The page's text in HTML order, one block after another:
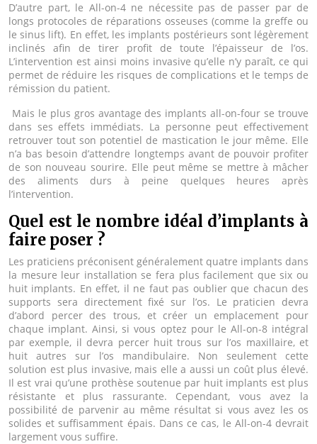
D’autre part, le All-on-4 ne nécessite pas de passer par de
longs protocoles de réparations osseuses (comme la greffe ou
le sinus lift). En effet, les implants postérieurs sont légèrement
inclinés afin de tirer profit de toute l’épaisseur de l’os.
L’intervention est ainsi moins invasive qu’elle n’y paraît, ce qui
permet de réduire les risques de complications et le temps de
rémission du patient.
Mais le plus gros avantage des implants all-on-four se trouve
dans ses effets immédiats. La personne peut effectivement
retrouver tout son potentiel de mastication le jour même. Elle
n’a bas besoin d’attendre longtemps avant de pouvoir profiter
de son nouveau sourire. Elle peut même se mettre à mâcher
des aliments durs à peine quelques heures après
l’intervention.
Quel est le nombre idéal d’implants à
faire poser ?
Les praticiens préconisent généralement quatre implants dans
la mesure leur installation se fera plus facilement que six ou
huit implants. En effet, il ne faut pas oublier que chacun des
supports sera directement fixé sur l’os. Le praticien devra
d’abord percer des trous, et créer un emplacement pour
chaque implant. Ainsi, si vous optez pour le All-on-8 intégral
par exemple, il devra percer huit trous sur l’os maxillaire, et
huit autres sur l’os mandibulaire. Non seulement cette
solution est plus invasive, mais elle a aussi un coût plus élevé.
Il est vrai qu’une prothèse soutenue par huit implants est plus
résistante et plus rassurante. Cependant, vous avez la
possibilité de parvenir au même résultat si vous avez les os
solides et suffisamment épais. Dans ce cas, le All-on-4 devrait
largement vous suffire.